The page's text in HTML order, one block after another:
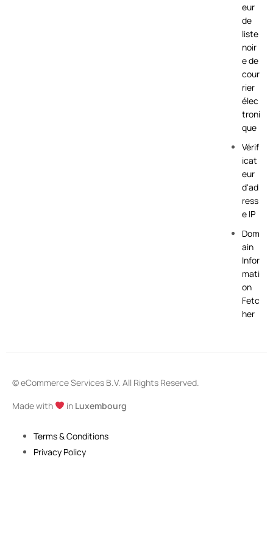
eur
de
liste
noir
e de
cour
rier
élec
troni
que
Vérif
icat
eur
d'ad
ress
e IP
Dom
ain
Infor
mati
on
Fetc
her
© eCommerce Services B.V. All Rights Reserved.
Made with
in Luxembourg
Terms & Conditions
Privacy Policy